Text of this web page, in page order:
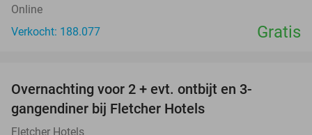
Online
Verkocht: 188.077
Gratis
Overnachting voor 2 + evt. ontbijt en 3-
gangendiner bij Fletcher Hotels
Fletcher Hotels